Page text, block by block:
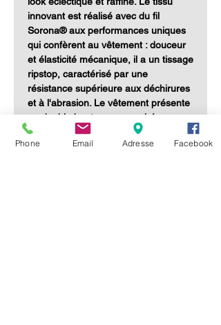
innovant est réalisé avec du fil
Sorona® aux performances uniques
qui confèrent au vêtement : douceur
et élasticité mécanique, il a un tissage
ripstop, caractérisé par une
résistance supérieure aux déchirures
et à l'abrasion. Le vêtement présente
un double boutonnage caché avec
des boutons-pression, des surpiqûres
doubles et des épaules prononcées
Phone Email Adresse Facebook